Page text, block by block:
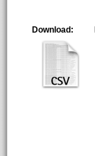
Download: